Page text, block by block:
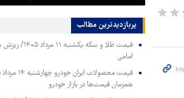
پربازدیدترین‌ مطالب
قیمت طلا و سکه
امامی
همزمان قیمت‌ها در بازار خودرو